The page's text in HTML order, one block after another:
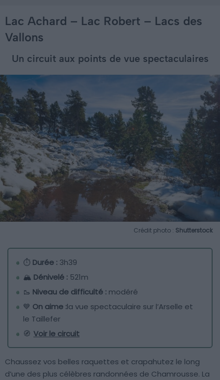
Lac Achard – Lac Robert – Lacs des
Vallons
Un circuit aux points de vue spectaculaires
Crédit photo : Shutterstock
⏱ Durée : 3h39
🏔️ Dénivelé : 521m
🥾 Niveau de difficulté : modéré
💙 On aime :la vue spectaculaire sur l’Arselle et
le Taillefer
🧭 Voir le circuit
Chaussez vos belles raquettes et crapahutez le long
d’une des plus célèbres randonnées de Chamrousse. La